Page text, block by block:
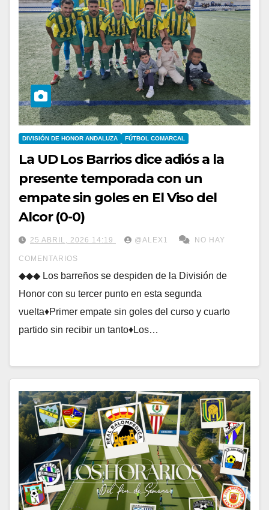
DIVISIÓN DE HONOR ANDALUZA FÚTBOL COMARCAL
La UD Los Barrios dice adiós a la
presente temporada con un
empate sin goles en El Viso del
Alcor (0-0)
25 ABRIL, 2026 14:19 @ALEX1 NO HAY
COMENTARIOS
◆◆◆ Los barreños se despiden de la División de
Honor con su tercer punto en esta segunda
vuelta♦Primer empate sin goles del curso y cuarto
partido sin recibir un tanto♦Los…